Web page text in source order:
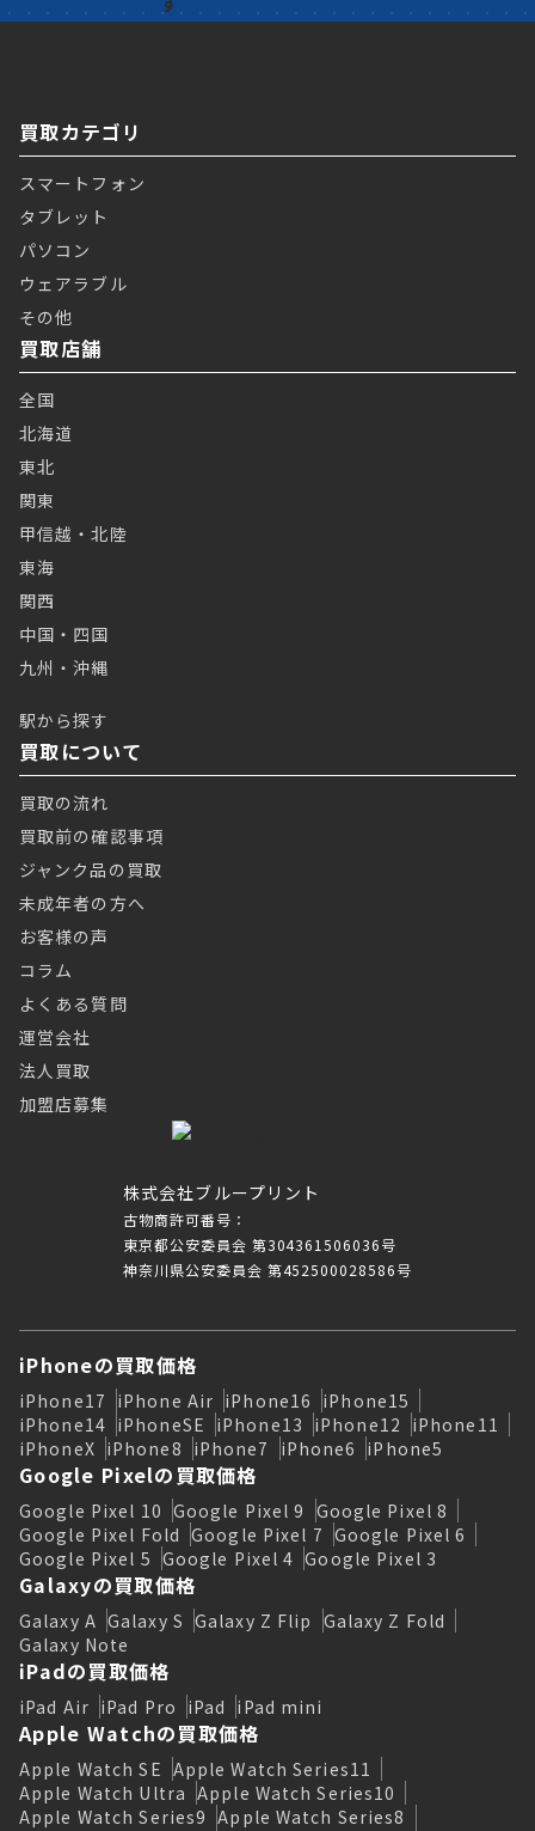
株式会社ブループリント
古物商許可番号：
東京都公安委員会 第304361506036号
神奈川県公安委員会 第452500028586号
買取カテゴリ
スマートフォン
タブレット
パソコン
ウェアラブル
その他
買取店舗
全国
北海道
東北
関東
甲信越・北陸
東海
関西
中国・四国
九州・沖縄
駅から探す
買取について
買取の流れ
買取前の確認事項
ジャンク品の買取
未成年者の方へ
お客様の声
コラム
よくある質問
運営会社
法人買取
加盟店募集
iPhoneの買取価格
iPhone17 iPhone Air iPhone16 iPhone15
iPhone14 iPhoneSE iPhone13 iPhone12 iPhone11
iPhoneX iPhone8 iPhone7 iPhone6 iPhone5
Google Pixelの買取価格
Google Pixel 10 Google Pixel 9 Google Pixel 8
Google Pixel Fold Google Pixel 7 Google Pixel 6
Google Pixel 5 Google Pixel 4 Google Pixel 3
Galaxyの買取価格
Galaxy A Galaxy S Galaxy Z Flip Galaxy Z Fold
Galaxy Note
iPadの買取価格
iPad Air iPad Pro iPad iPad mini
Apple Watchの買取価格
Apple Watch SE Apple Watch Series11
Apple Watch Ultra Apple Watch Series10
Apple Watch Series9 Apple Watch Series8